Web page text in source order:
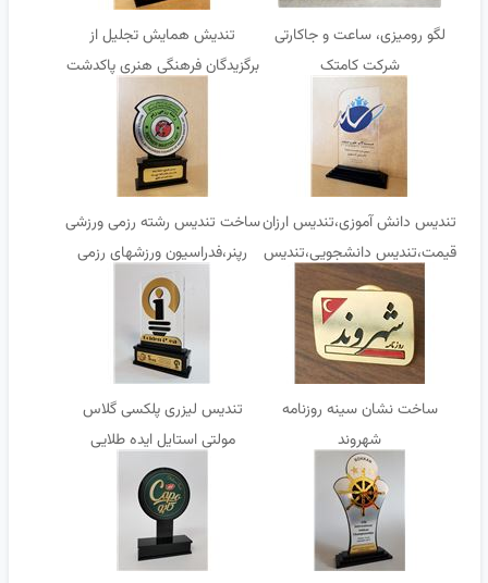
لگو رومیزی، ساعت و جاکارتی
شرکت کامتک
تندیش همایش تجلیل از
برگزیدگان فرهنگی هنری پاکدشت
تندیس دانش آموزی،تندیس ارزان
قیمت،تندیس دانشجویی،تندیس
فارغ التحصیلی
ساخت تندیس رشته رزمی ورزشی
رپنر،فدراسیون ورزشهای رزمی
ساخت نشان سینه روزنامه
شهروند
تندیس لیزری پلکسی گلاس
مولتی استایل ایده طلایی